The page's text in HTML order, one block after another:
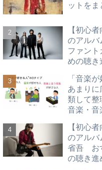
ットをま
【初心
のアルバ
ファン
めの聴き
「音楽
あまりに
類して整
音楽・音
【初心
のアルバ
省吾 お
の聴き進